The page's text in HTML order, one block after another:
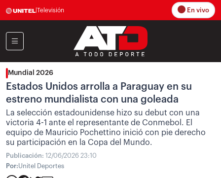
Televisión En vivo
Mundial 2026
Estados Unidos arrolla a Paraguay en su
estreno mundialista con una goleada
La selección estadounidense hizo su debut con una
victoria 4-1 ante el representante de Conmebol. El
equipo de Mauricio Pochettino inició con pie derecho
su participación en la Copa del Mundo.
Publicación: 12/06/2026 23:10
Por:Unitel Deportes